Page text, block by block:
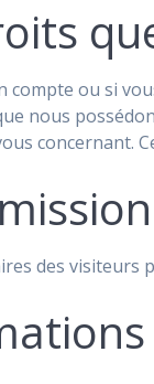
compte ou si
nous
concernant.
des visiteurs